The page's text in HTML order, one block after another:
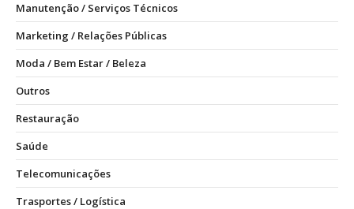
Manutenção / Serviços Técnicos
Marketing / Relações Públicas
Moda / Bem Estar / Beleza
Outros
Restauração
Saúde
Telecomunicações
Trasportes / Logística